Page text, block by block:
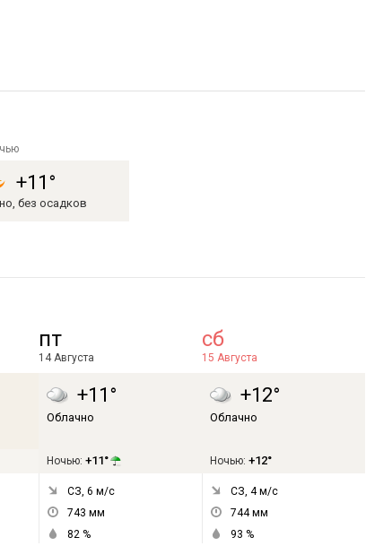
+11°
без осадков
пт
14 Августа
+11°
Облачно
Ночью: +11°
СЗ, 6 м/с
743 мм
82 %
сб
15 Августа
+12°
Облачно
Ночью: +12°
СЗ, 4м/с
744мм
93 %